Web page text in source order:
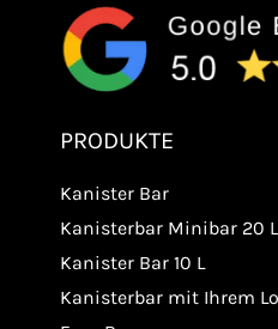
PRODUKTE
Kanister Bar
Kanisterbar Minibar 20 L
Kanister Bar 10 L
Kanisterbar mit Ihrem